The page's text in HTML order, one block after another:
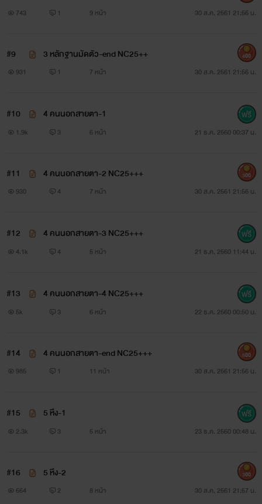
ของผู้ชายอย่างชาญได้
รอยรักสักสวาท
www.mebmarket.com
ดิวลดาสาวสวยนักศึกษามหาวิทยาลัยชื่อดัง ตอนนี้เธอเรียนอยู่ชั้น
ปีที่สี่ รูปร่างหน้าตาและกิริยาวาจาของเธอสวยหวานราวกับนางที่
หลงใหลในศิลปะการสักจนอยากจะสักตั้งแต่เป็นวัยรุ่น แต่พี่ชาย
ของเธอไม่ยอมอนุญาต จนดิวลดาต้องแอบไปสักที่ร้านคนเดียว
ชื่อภาษาอังกฤษของตัวเอง โดยคิดว่าอีกข้างจะสักชื่อสามีใน
อนาคตทันทีที่ก้าวเข้าไปในห้องสัก หัวใจของดิวลดาก็แทบหยุด
743 1 9 หน้า 30 ส.ค. 2561 21:56 น.
#9 3 หลักฐานมัดตัว-end NC25++
931 1 7 หน้า 30 ส.ค. 2561 21:56 น.
400
#10 4 คนนอกสายตา-1
1.9k 3 6 หน้า 21 ธ.ค. 2560 00:37 น.
#11 4 คนนอกสายตา-2 NC25+++
930 4 7 หน้า 30 ส.ค. 2561 21:56 น.
300
#12 4 คนนอกสายตา-3 NC25+++
4.1k 4 5 หน้า 21 ธ.ค. 2560 11:44 น.
#13 4 คนนอกสายตา-4 NC25+++
5k 3 6 หน้า 22 ธ.ค. 2560 00:50 น.
#14 4 คนนอกสายตา-end NC25+++
985 1 11 หน้า 30 ส.ค. 2561 21:56 น.
500
#15 5 หึง-1
2.3k 3 5 หน้า 23 ธ.ค. 2560 00:48 น.
#16 5 หึง-2
664 2 8 หน้า 30 ส.ค. 2561 21:57 น.
300